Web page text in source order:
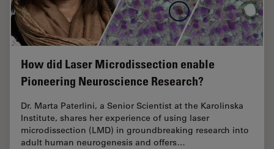
How did Laser Microdissection enable
Pioneering Neuroscience Research?
Dr. Marta Paterlini, a Senior Scientist at the Karolinska
Institute, shares her experience of using laser
microdissection (LMD) in groundbreaking research into
adult human neurogenesis and offers…